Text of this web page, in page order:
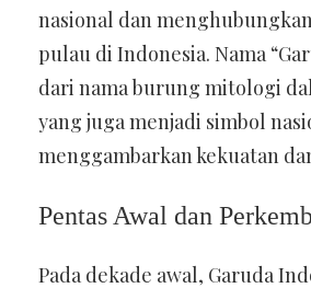
nasional dan
pulau di Indonesia. Nama
dari nama burung mitologi
yang juga menjadi simbol
menggambarkan kekuatan
Pentas Awal dan
Pada dekade awal, Garuda